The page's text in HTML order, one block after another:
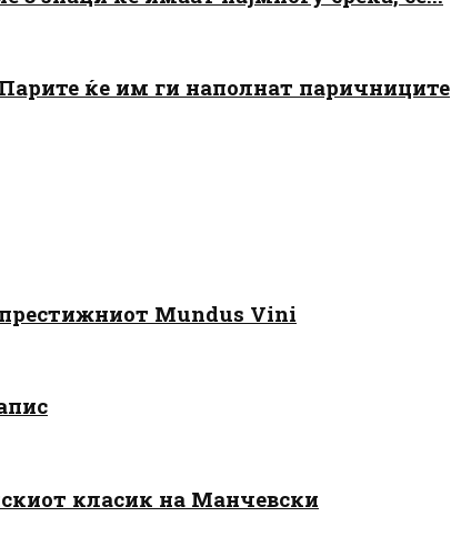
ќе им ги наполнат паричниците
престижниот Mundus Vini
класик на Манчевски